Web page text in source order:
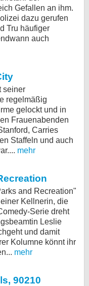
Gefallen an ihm.
dazu gerufen
Tru häufiger
auch
seiner
regelmäßig
gelockt und in
Frauenabenden
Carries
Staffeln und auch
mehr
and Recreation"
Kellnerin, die
Serie dreht
Leslie
und damit
Kolumne könnt ihr
mehr
90210